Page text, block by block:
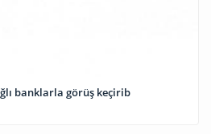
banklarla görüş keçirib